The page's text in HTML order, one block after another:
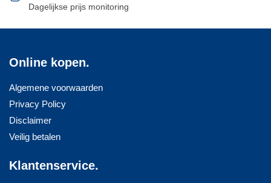
Dagelijkse prijs monitoring
Online kopen.
Algemene voorwaarden
Privacy Policy
Disclaimer
Veilig betalen
Klantenservice.